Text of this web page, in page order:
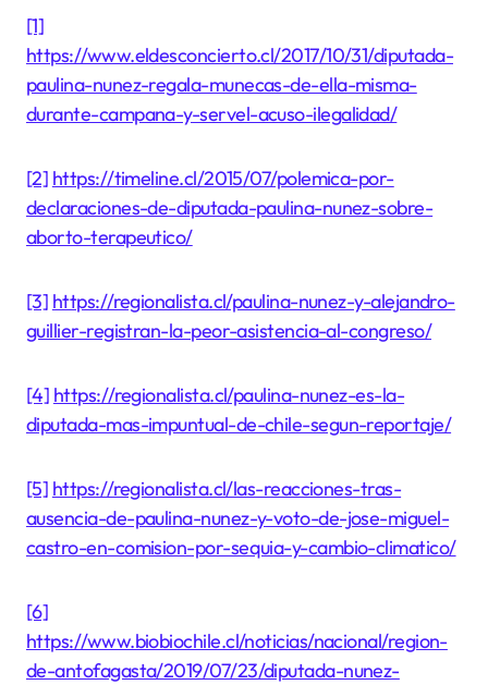
[1]
https://www.eldesconcierto.cl/2017/10/31/diputada-
paulina-nunez-regala-munecas-de-ella-misma-
durante-campana-y-servel-acuso-ilegalidad/
[2] https://timeline.cl/2015/07/polemica-por-
declaraciones-de-diputada-paulina-nunez-sobre-
aborto-terapeutico/
[3] https://regionalista.cl/paulina-nunez-y-alejandro-
guillier-registran-la-peor-asistencia-al-congreso/
[4] https://regionalista.cl/paulina-nunez-es-la-
diputada-mas-impuntual-de-chile-segun-reportaje/
[5] https://regionalista.cl/las-reacciones-tras-
ausencia-de-paulina-nunez-y-voto-de-jose-miguel-
castro-en-comision-por-sequia-y-cambio-climatico/
[6]
https://www.biobiochile.cl/noticias/nacional/region-
de-antofagasta/2019/07/23/diputada-nunez-